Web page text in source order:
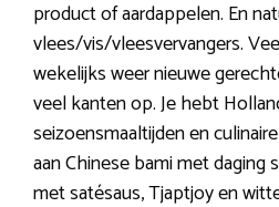
product of aardappelen. En
vlees/vis/vleesvervangers.
wekelijks weer nieuwe
veel kanten op. Je hebt
seizoensmaaltijden en
aan Chinese bami met daging
met satésaus, Tjaptjoy en